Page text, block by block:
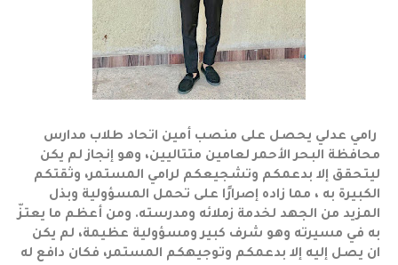
رامي عدلي يحصل على منصب أمين اتحاد طلاب مدارس
محافظة البحر الأحمر لعامين متتاليين، وهو إنجاز لم يكن
ليتحقق إلا بدعمكم وتشجيعكم لرامي المستمر، وثقتكم
الكبيرة به ، مما زاده إصرارًا على تحمل المسؤولية وبذل
المزيد من الجهد لخدمة زملائه ومدرسته. ومن أعظم ما يعتزّ
به في مسيرته وهو شرف كبير ومسؤولية عظيمة، لم يكن
ان يصل إليه إلا بدعمكم وتوجيهكم المستمر، فكان دافع له